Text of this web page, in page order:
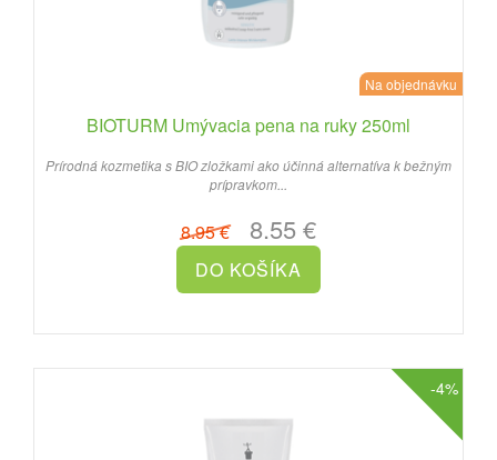
Na objednávku
BIOTURM Umývacia pena na ruky 250ml
Prírodná kozmetika s BIO zložkami ako účinná alternatíva k bežným
prípravkom...
8.95 €8.55 €
-4%